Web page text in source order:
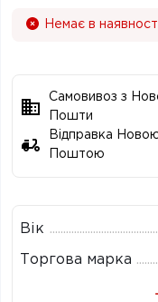
Немає в
Самовивоз з
Пошти
Відправка
Поштою
Вік
Торгова марка